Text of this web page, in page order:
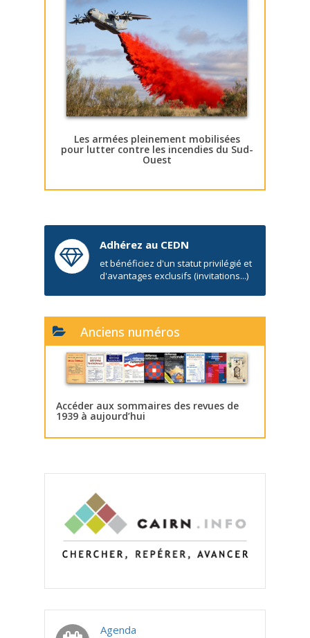
Les armées pleinement mobilisées
pour lutter contre les incendies du Sud-
Ouest
Adhérez au CEDN
et bénéficiez d'un statut privilégié et
d'avantages exclusifs (invitations...)
Anciens numéros
Accéder aux sommaires des revues de
1939 à aujourd’hui
Agenda